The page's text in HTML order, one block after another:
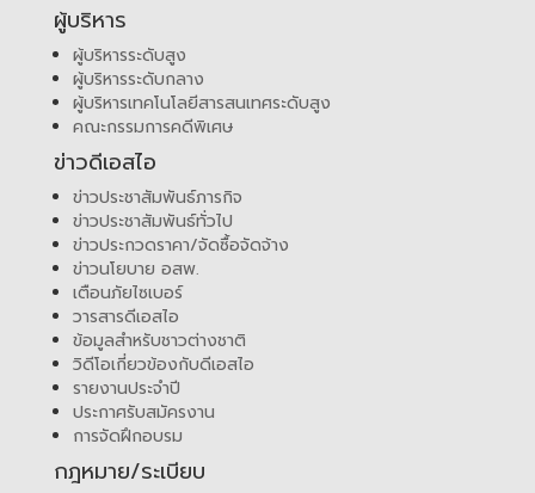
ผู้บริหาร
ผู้บริหารระดับสูง
ผู้บริหารระดับกลาง
ผู้บริหารเทคโนโลยีสารสนเทศระดับสูง
คณะกรรมการคดีพิเศษ
ข่าวดีเอสไอ
ข่าวประชาสัมพันธ์ภารกิจ
ข่าวประชาสัมพันธ์ทั่วไป
ข่าวประกวดราคา/จัดซื้อจัดจ้าง
ข่าวนโยบาย อสพ.
เตือนภัยไซเบอร์
วารสารดีเอสไอ
ข้อมูลสำหรับชาวต่างชาติ
วิดีโอเกี่ยวข้องกับดีเอสไอ
รายงานประจำปี
ประกาศรับสมัครงาน
การจัดฝึกอบรม
กฎหมาย/ระเบียบ